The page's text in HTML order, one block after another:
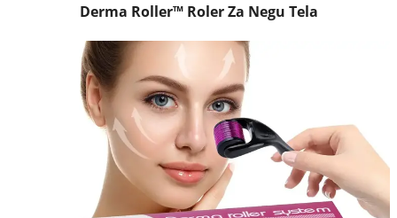
Derma Roller™ Roler Za Negu Tela